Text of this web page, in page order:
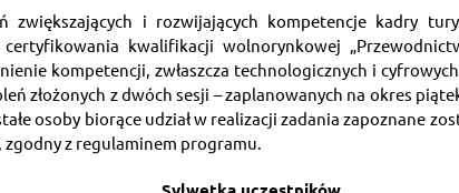
zwiększających i rozwijających kompetencje kadry
kwalifikacji wolnorynkowej
kompetencji, zwłaszcza technologicznych i
złożonych z dwóch sesji – zaplanowanych na okres
osoby biorące udział w realizacji zadania zapoznane
z regulaminem programu.